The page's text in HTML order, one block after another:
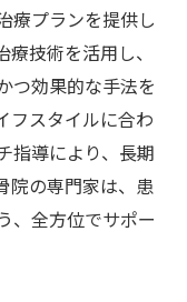
療プランを提供し
技術を活用し、
つ効果的な手法を
フスタイルに合わ
指導により、長期
院の専門家は、患
、全方位でサポー